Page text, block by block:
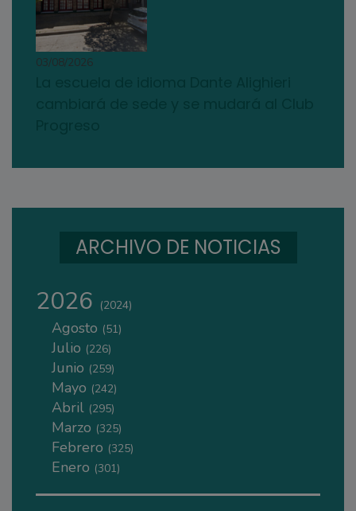
03/08/2026
ARCHIVO DE NOTICIAS
2026 (2024)
Agosto (51)
Julio (226)
Junio (259)
Mayo (242)
Abril (295)
Marzo (325)
Febrero (325)
Enero (301)